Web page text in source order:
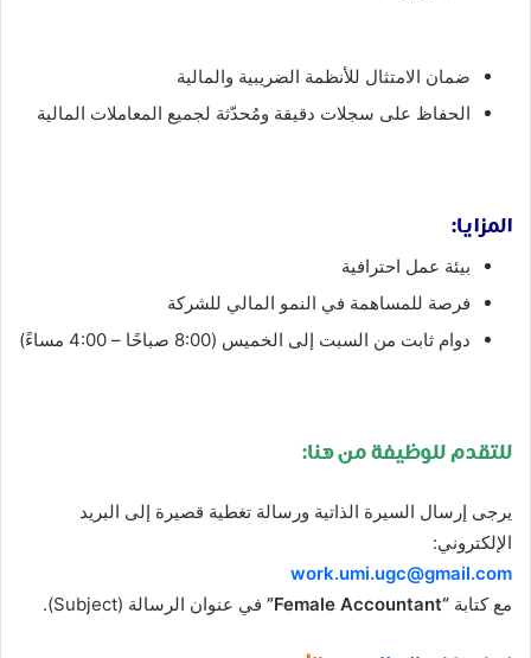
ضمان الامتثال للأنظمة الضريبية والمالية
الحفاظ على سجلات دقيقة ومُحدّثة لجميع المعاملات المالية
المزايا:
بيئة عمل احترافية
فرصة للمساهمة في النمو المالي للشركة
دوام ثابت من السبت إلى الخميس (8:00 صباحًا – 4:00 مساءً)
للتقدم للوظيفة من هنا:
يرجى إرسال السيرة الذاتية ورسالة تغطية قصيرة إلى البريد
الإلكتروني:
work.umi.ugc@gmail.com
مع كتابة “Female Accountant” في عنوان الرسالة (Subject).